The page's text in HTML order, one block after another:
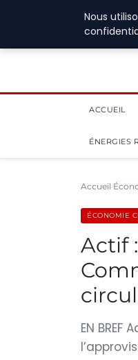
28 juillet 2026
ACCUEIL
ÉNERGIES
Accueil
ÉCONOMIE
Actif
EN
Nous